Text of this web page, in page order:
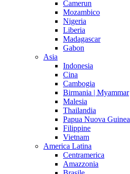
Camerun
Mozambico
Nigeria
Liberia
Madagascar
Gabon
Asia
Indonesia
Cina
Cambogia
Birmania | Myammar
Malesia
Thailandia
Papua Nuova Guinea
Filippine
Vietnam
America Latina
Centramerica
Amazzonia